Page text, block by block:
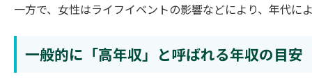
一方で、女性はライフイベントの影響などにより、年代に
一般的に「高年収」と呼ばれる年収の目安